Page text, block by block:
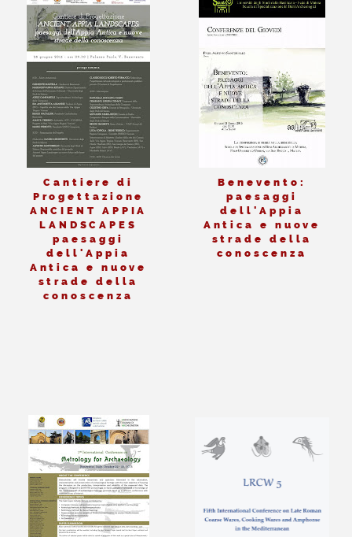
Cantiere di
Progettazione
ANCIENT APPIA
LANDSCAPES
paesaggi
dell'Appia
Antica e nuove
strade della
conoscenza
Benevento:
paesaggi
dell'Appia
Antica e nuove
strade della
conoscenza